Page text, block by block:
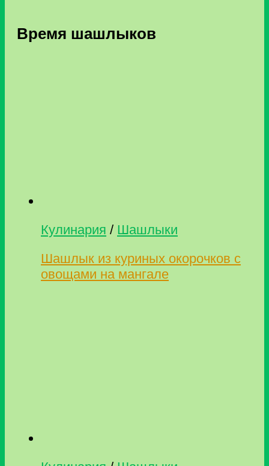
Время шашлыков
Кулинария / Шашлыки
Шашлык из куриных окорочков с
овощами на мангале